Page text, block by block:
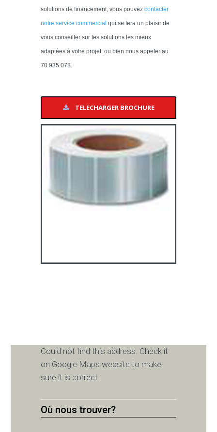
solutions de financement, vous pouvez contacter
notre service commercial qui se fera un plaisir de
vous conseiller sur les solutions les mieux
adaptées à votre projet, ou bien nous appeler au
70 935 078
TELECHARGER BROCHURE
Could not find this address. Check it
on Google Maps website to make
sure it is correct.
Où nous trouver?